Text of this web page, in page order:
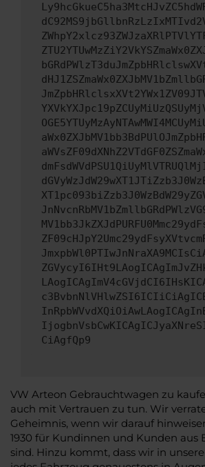
CiAgfQp9
VW Arteon Gebrauchtwagen zu
auch mit Vertrauen zu tun. Wir
Geheimnis, wenn wir darauf
1930 für Kundinnen und Kunden aus
sind. Hinzu kommt, dass wir in